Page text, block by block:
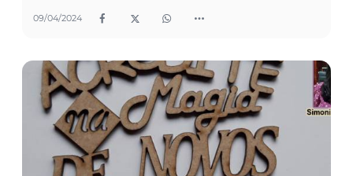
09/04/2024